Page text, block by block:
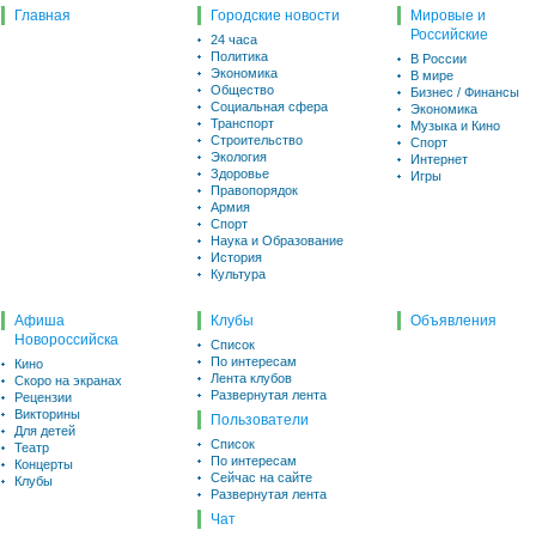
Главная Городские новости
24 часа
Политика
Экономика
Общество
Социальная сфера
Транспорт
Строительство
Экология
Здоровье
Правопорядок
Армия
Спорт
Наука и Образование
История
Культура
Мировые и
Российские
В России
В мире
Бизнес / Финансы
Экономика
Музыка и Кино
Спорт
Интернет
Игры
Афиша
Новороссийска
Кино
Скоро на экранах
Рецензии
Викторины
Для детей
Театр
Концерты
Клубы
Клубы
Список
По интересам
Лента клубов
Развернутая лента
Пользователи
Список
По интересам
Сейчас на сайте
Развернутая лента
Чат
Объявления